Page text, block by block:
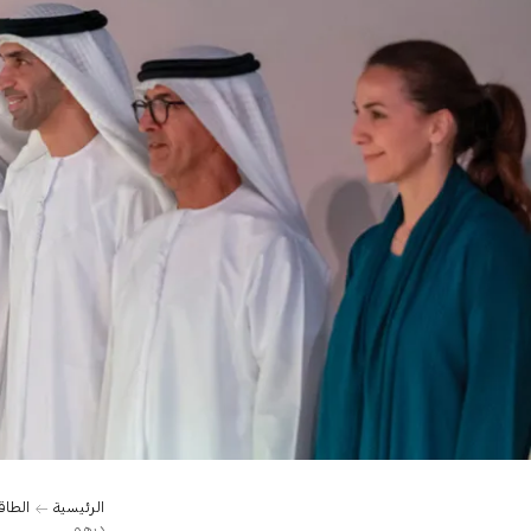
الرئيسية
درهم